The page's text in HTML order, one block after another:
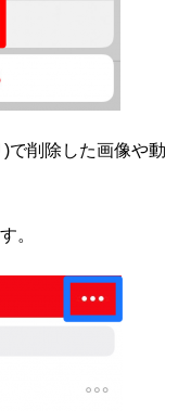
)で削除した画像や動
。